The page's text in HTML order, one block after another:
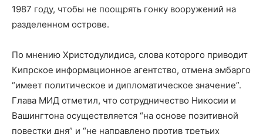
1987 году, чтобы не поощрять гонку вооружений на
разделенном острове.
По мнению Христодулидиса, слова которого приводит
Кипрское информационное агентство, отмена эмбарго
“имеет политическое и дипломатическое значение”.
Глава МИД отметил, что сотрудничество Никосии и
Вашингтона осуществляется “на основе позитивной
повестки дня” и “не направлено против третьих